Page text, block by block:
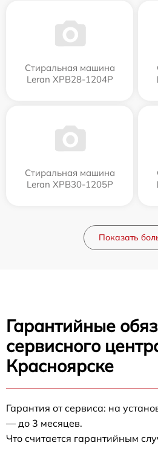
Стиральная машина
Leran XPB28-1204P
Стиральная машина
Leran XPB30-1205P
Показать
Гарантийные
сервисного
Красноярске
Гарантия от сервиса: на
— до 3 месяцев.
Что считается гарантийным